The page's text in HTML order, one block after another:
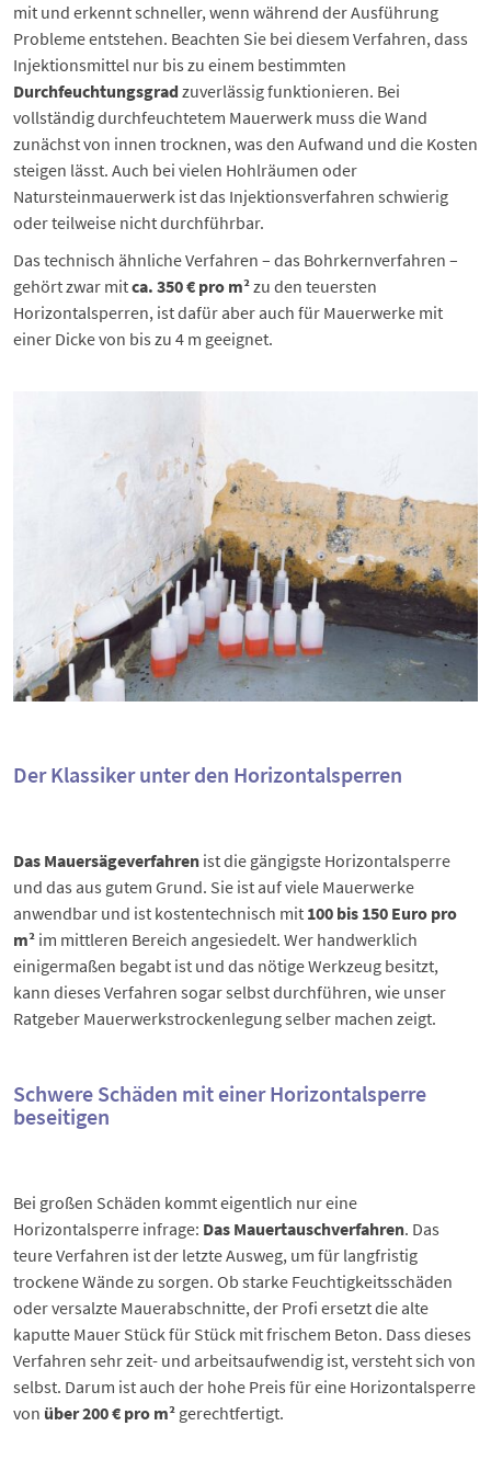
mit und erkennt schneller, wenn während der Ausführung
Probleme entstehen. Beachten Sie bei diesem Verfahren, dass
Injektionsmittel nur bis zu einem bestimmten
Durchfeuchtungsgradzuverlässig funktionieren. Bei
vollständig durchfeuchtetem Mauerwerk muss die Wand
zunächst von innen trocknen, was den Aufwand und die Kosten
steigen lässt. Auch bei vielen Hohlräumen oder
Natursteinmauerwerk ist das Injektionsverfahren schwierig
oder teilweise nicht durchführbar.
Das technisch ähnliche Verfahren – das Bohrkernverfahren –
gehört zwar mitca. 350 € pro m²zu den teuersten
Horizontalsperren, ist dafür aber auch für Mauerwerke mit
einer Dicke von bis zu 4 m geeignet.
Der Klassiker unter den Horizontalsperren
Das Mauersägeverfahren ist die gängigste Horizontalsperre
und das aus gutem Grund. Sie ist auf viele Mauerwerke
anwendbar und ist kostentechnisch mit 100 bis 150 Euro pro
m² im mittleren Bereich angesiedelt. Wer handwerklich
einigermaßen begabt ist und das nötige Werkzeug besitzt,
kann dieses Verfahren sogar selbst durchführen, wie unser
Ratgeber Mauerwerkstrockenlegung selber machen zeigt.
Schwere Schäden mit einer Horizontalsperre
beseitigen
Bei großen Schäden kommt eigentlich nur eine
Horizontalsperre infrage: Das Mauertauschverfahren. Das
teure Verfahren ist der letzte Ausweg, um für langfristig
trockene Wände zu sorgen. Ob starke Feuchtigkeitsschäden
oder versalzte Mauerabschnitte, der Profi ersetzt die alte
kaputte Mauer Stück für Stück mit frischem Beton. Dass dieses
Verfahren sehr zeit- und arbeitsaufwendig ist, versteht sich von
selbst. Darum ist auch der hohe Preis für eine Horizontalsperre
von über 200 € pro m² gerechtfertigt.